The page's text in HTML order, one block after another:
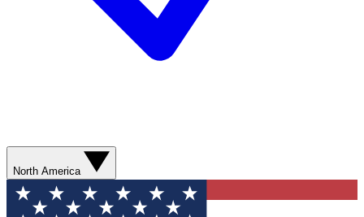
North America